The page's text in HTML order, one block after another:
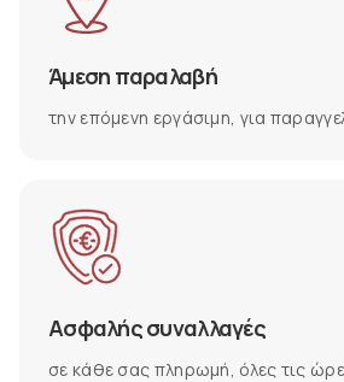
Άμεση παραλαβή
την επόμενη εργάσιμη, για
Ασφαλής συναλλαγές
σε κάθε σας πληρωμή, όλες τις